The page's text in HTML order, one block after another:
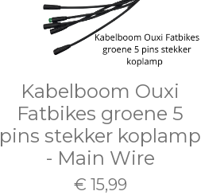
Kabelboom Ouxi
Fatbikes groene 5
pins stekker koplamp
- Main Wire
€ 15,99